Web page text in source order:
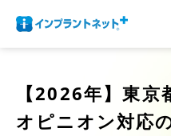
【2026年】東京
オピニオン対応